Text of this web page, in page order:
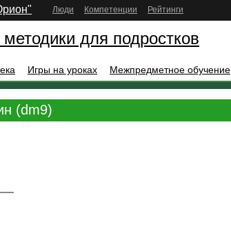
Люди Компетенции Рейтинги
методики для подростков
Игры на уроках Межпредметное обучение
(dm9)